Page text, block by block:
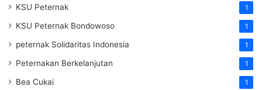
KSU Peternak 1
KSU Peternak Bondowoso 1
peternak Solidaritas Indonesia 1
Peternakan Berkelanjutan 1
Bea Cukai 1